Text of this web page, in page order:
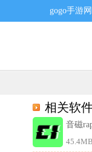
gogo手游
物对话聊天，沉浸式
相关软
音磁
45.4MB